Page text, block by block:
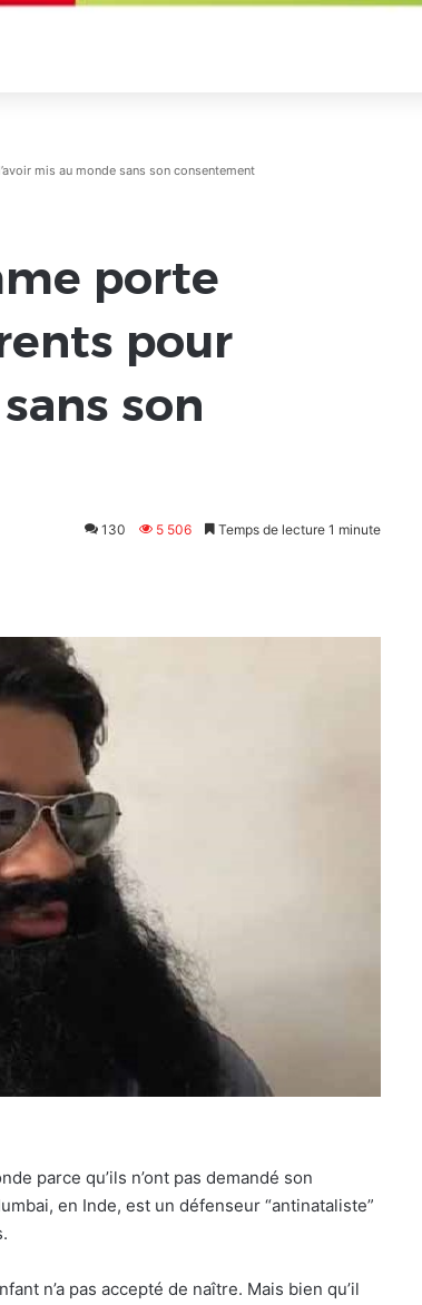
mis au monde sans son consentement
porte
pour
son
130 5 506 Temps de lecture 1 minute
parce qu’ils n’ont pas demandé son
en Inde, est un défenseur “antinataliste”
n’a pas accepté de naître. Mais bien qu’il